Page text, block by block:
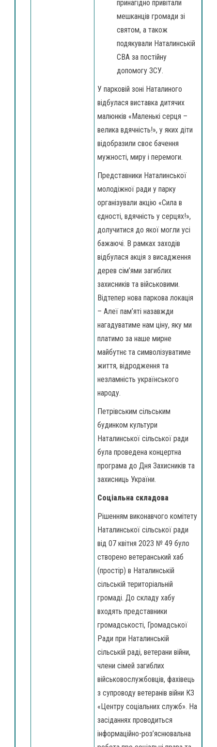
принагідно привітали
мешканців громади зі
святом, а також
подякували Наталинській
СВА за постійну
допомогу ЗСУ.
У парковій зоні Наталиного
відбулася виставка дитячих
малюнків «Маленькі серця –
велика вдячність!», у яких діти
відобразили своє бачення
мужності, миру і перемоги.
Представники Наталинської
молодіжної ради у парку
організували акцію «Сила в
єдності, вдячність у серцях!»,
долучитися до якої могли усі
бажаючі. В рамках заходів
відбулася акція з висадження
дерев сім’ями загиблих
захисників та військовими.
Відтепер нова паркова локація
– Алеї пам’яті назавжди
нагадуватиме нам ціну, яку ми
платимо за наше мирне
майбутнє та символізуватиме
життя, відродження та
незламність українського
народу.
Петрівським сільським
будинком культури
Наталинської сільської ради
була проведена концертна
програма до Дня Захисників та
захисниць України.
Соціальна складова
Рішенням виконавчого комітету
Наталинської сільської ради
від 07 квітня 2023 № 49 було
створено ветеранський хаб
(простір) в Наталинській
сільській територіальній
громаді. До складу хабу
входять представники
громадськості, Громадської
Ради при Наталинській
сільській раді, ветерани війни,
члени сімей загиблих
військовослужбовців, фахівець
з супроводу ветеранів війни КЗ
«Центру соціальних служб». На
засіданнях проводиться
інформаційно-роз’яснювальна